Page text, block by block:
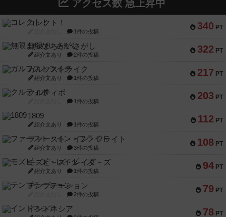
アクセス数 急上昇中
340 PT
コレクト！
1件の投稿
322 PT
無限まちがいさがし
紹介文あり 2件の投稿
217 PT
ガルフストライク
紹介文あり 1件の投稿
203 PT
クルティボ
1件の投稿
112 PT
1809
紹介文あり 1件の投稿
108 PT
ファースト・イン・フライト
紹介文あり 3件の投稿
94 PT
モズビ－ズ・レイダ－ズ
紹介文あり 1件の投稿
79 PT
テンプテーション
2件の投稿
78 PT
インドネシア